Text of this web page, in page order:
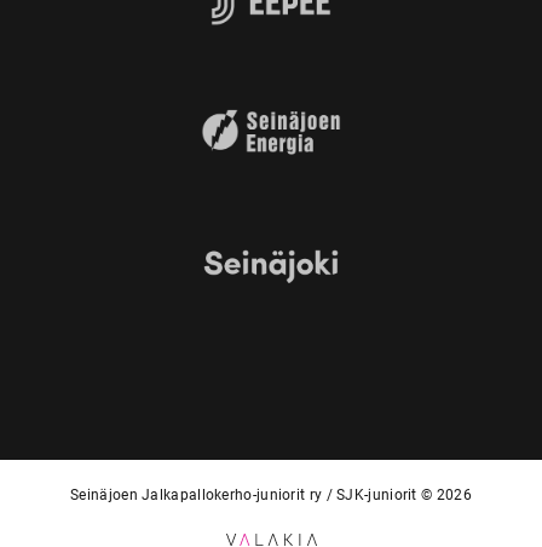
Seinäjoen Jalkapallokerho-juniorit ry / SJK-juniorit © 2026